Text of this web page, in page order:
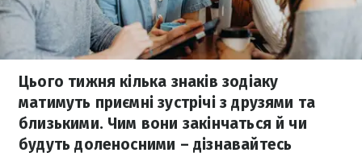
Цього тижня кілька знаків зодіаку
матимуть приємні зустрічі з друзями та
близькими. Чим вони закінчаться й чи
будуть доленосними – дізнавайтесь